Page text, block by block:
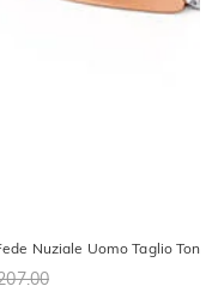
Nuziale Uomo Taglio